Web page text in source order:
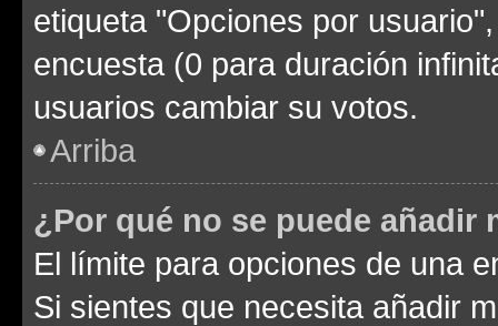
etiqueta "Opciones por
encuesta (0 para duración
usuarios cambiar su votos.
Arriba
¿Por qué no se puede añadir
El límite para opciones de una
Si sientes que necesita añadir